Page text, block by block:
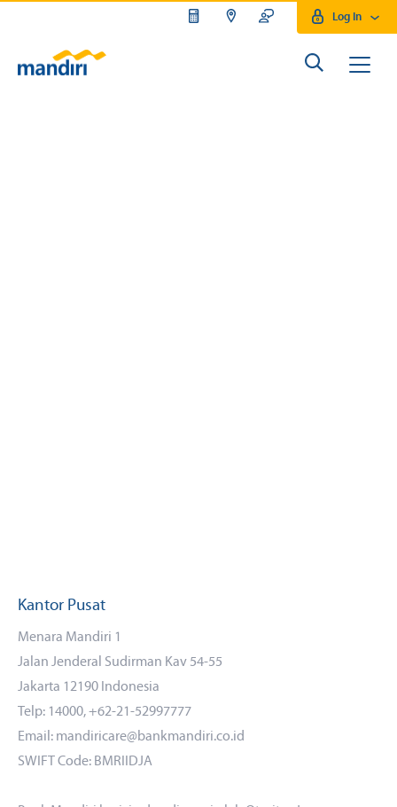
Log In
Kantor Pusat
Menara Mandiri 1
Jalan Jenderal Sudirman Kav 54-55
Jakarta 12190 Indonesia
Telp: 14000, +62-21-52997777
Email: mandiricare@bankmandiri.co.id
SWIFT Code: BMRIIDJA